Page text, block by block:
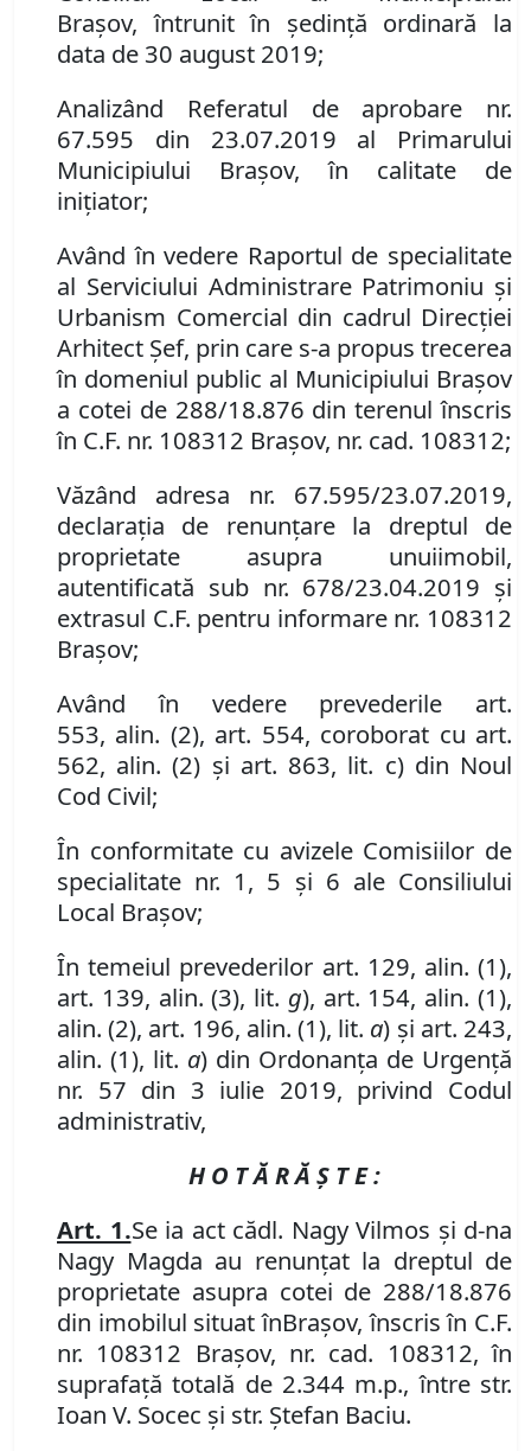
Braşov, întrunit în şedinţă ordinară la
data de 30 august 2019;
Analizând Referatul de aprobare nr.
67.595 din 23.07.2019 al Primarului
Municipiului Brașov, în calitate de
inițiator;
Având în vedere Raportul de specialitate
al Serviciului Administrare Patrimoniu şi
Urbanism Comercial din cadrul Direcției
Arhitect Șef, prin care s-a propus trecerea
în domeniul public al Municipiului Braşov
a cotei de 288/18.876 dinterenul înscris
în C.F. nr. 108312 Brașov, nr. cad. 108312;
Văzând adresa nr. 67.595/23.07.2019,
declaraţia de renunţare la dreptul de
proprietate asupra unuiimobil,
autentificată sub nr. 678/23.04.2019 și
extrasul C.F. pentru informare nr. 108312
Brașov;
Având în vedere prevederile art.
553, alin. (2), art. 554, coroborat cu art.
562, alin. (2) și art. 863, lit. c)din Noul
Cod Civil;
În conformitate cu avizele Comisiilor de
specialitate nr. 1, 5 și 6 ale Consiliului
Local Brașov;
În temeiul prevederilor art. 129, alin. (1),
art. 139, alin.(3), lit. g), art. 154, alin. (1),
alin. (2), art. 196, alin.(1), lit. a) și art. 243,
alin. (1), lit. a) din Ordonanța de Urgență
nr. 57 din 3 iulie 2019, privind Codul
administrativ,
H O T Ă R Ă Ş T E :
Art. 1.Se ia act cădl. Nagy Vilmos și d-na
Nagy Magda au renunțat la dreptul de
proprietate asupra cotei de 288/18.876
din imobilul situat înBraşov, înscris în C.F.
nr. 108312 Brașov, nr. cad. 108312, în
suprafață totală de 2.344 m.p., între str.
Ioan V. Socec și str. Ștefan Baciu.